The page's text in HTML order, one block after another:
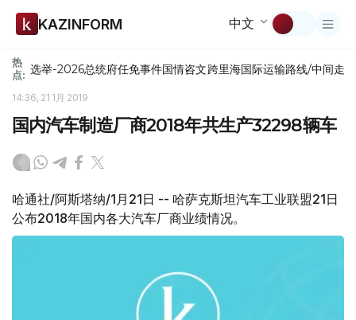
KAZINFORM 中文
热
点: 选举-2026总统府任免事件国情咨文跨里海国际运输路线/中间走廊
14:36, 21 1月 2019
国内汽车制造厂商2018年共生产32298辆车
哈通社/阿斯塔纳/1月21日 -- 哈萨克斯坦汽车工业联盟21日
公布2018年国内各大汽车厂商业绩情况。